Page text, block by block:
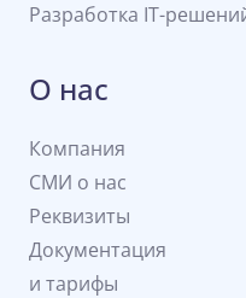
Разработка IT-
О нас
Компания
СМИ о нас
Реквизиты
Документация
и тарифы